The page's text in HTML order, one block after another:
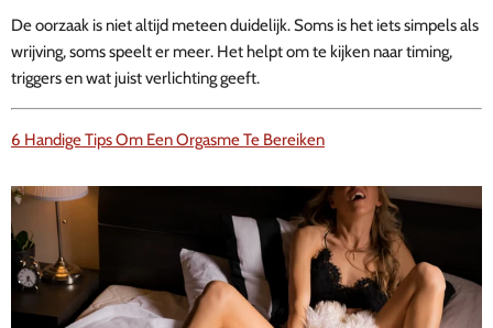
De oorzaak is niet altijd meteen duidelijk. Soms is het iets simpels als
wrijving, soms speelt er meer. Het helpt om te kijken naar timing,
triggers en wat juist verlichting geeft.
6 Handige Tips Om Een Orgasme Te Bereiken